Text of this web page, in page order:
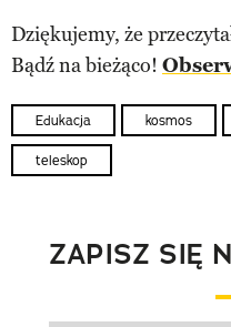
Dziękujemy, że
Bądź na bieżąco!
Edukacja kosmos
teleskop
ZAPISZ SIĘ